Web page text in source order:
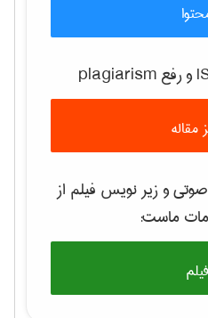
مقاله
و زیر نویس فیلم از
ماست: